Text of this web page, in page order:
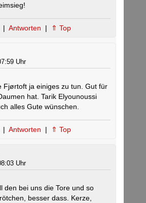
| Antworten | ⇑ Top
Uhr
Fjørtoft ja einiges zu tun. Gut für
hat. Tarik Elyounoussi
alles Gute wünschen.
| Antworten | ⇑ Top
Uhr
den bei uns die Tore und so
besser dass. Kerze,